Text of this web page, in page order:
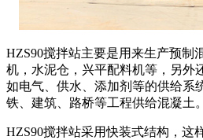
HZS90搅拌站主要是用来生产预制
机，水泥仓，兴平配料机等，另外
如电气、供水、添加剂等的供给系
铁、建筑、路桥等工程供给混凝土。
HZS90搅拌站采用快装式结构，这